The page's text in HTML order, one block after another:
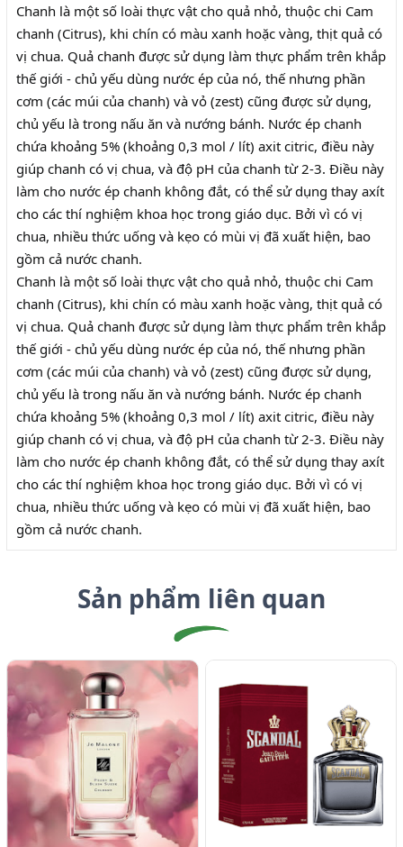
Chanh là một số loài thực vật cho quả nhỏ, thuộc chi Cam
chanh (Citrus), khi chín có màu xanh hoặc vàng, thịt quả có
vị chua. Quả chanh được sử dụng làm thực phẩm trên khắp
thế giới - chủ yếu dùng nước ép của nó, thế nhưng phần
cơm (các múi của chanh) và vỏ (zest) cũng được sử dụng,
chủ yếu là trong nấu ăn và nướng bánh. Nước ép chanh
chứa khoảng 5% (khoảng 0,3 mol / lít) axit citric, điều này
giúp chanh có vị chua, và độ pH của chanh từ 2-3. Điều này
làm cho nước ép chanh không đắt, có thể sử dụng thay axít
cho các thí nghiệm khoa học trong giáo dục. Bởi vì có vị
chua, nhiều thức uống và kẹo có mùi vị đã xuất hiện, bao
gồm cả nước chanh.
Chanh là một số loài thực vật cho quả nhỏ, thuộc chi Cam
chanh (Citrus), khi chín có màu xanh hoặc vàng, thịt quả có
vị chua. Quả chanh được sử dụng làm thực phẩm trên khắp
thế giới - chủ yếu dùng nước ép của nó, thế nhưng phần
cơm (các múi của chanh) và vỏ (zest) cũng được sử dụng,
chủ yếu là trong nấu ăn và nướng bánh. Nước ép chanh
chứa khoảng 5% (khoảng 0,3 mol / lít) axit citric, điều này
giúp chanh có vị chua, và độ pH của chanh từ 2-3. Điều này
làm cho nước ép chanh không đắt, có thể sử dụng thay axít
cho các thí nghiệm khoa học trong giáo dục. Bởi vì có vị
chua, nhiều thức uống và kẹo có mùi vị đã xuất hiện, bao
gồm cả nước chanh.
Sản phẩm liên quan